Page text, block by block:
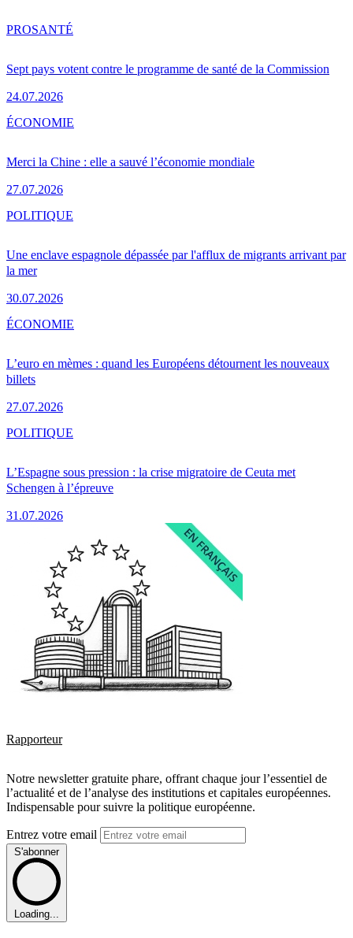
Sept pays votent contre le programme de santé de la Commission
24.07.2026
PROSANTÉ
Merci la Chine : elle a sauvé l’économie mondiale
27.07.2026
ÉCONOMIE
Une enclave espagnole dépassée par l'afflux de migrants arrivant par
la mer
30.07.2026
POLITIQUE
L’euro en mèmes : quand les Européens détournent les nouveaux
billets
27.07.2026
ÉCONOMIE
L’Espagne sous pression : la crise migratoire de Ceuta met
Schengen à l’épreuve
31.07.2026
POLITIQUE
Rapporteur
Notre newsletter gratuite phare, offrant chaque jour l’essentiel de
l’actualité et de l’analyse des institutions et capitales européennes.
Indispensable pour suivre la politique européenne.
Entrez votre email
S'abonner
Loading...